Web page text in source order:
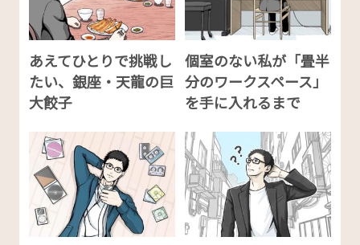
あえてひとりで挑戦し
たい、銀座・天龍の巨
大餃子
個室のない私が「畳半
分のワークスペース」
を手に入れるまで